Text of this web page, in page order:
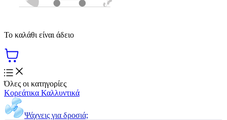
Το καλάθι είναι άδειο
Όλες οι κατηγορίες
Κορεάτικα Καλλυντικά
Ψάχνεις για δροσιά;